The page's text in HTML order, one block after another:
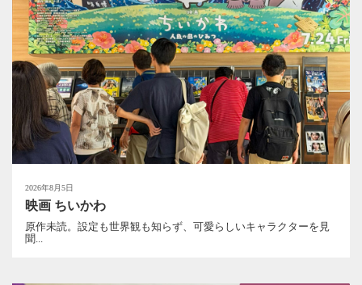
2026年8月5日
映画 ちいかわ
原作未読。設定も世界観も知らず、可愛らしいキャラクターを見
聞...